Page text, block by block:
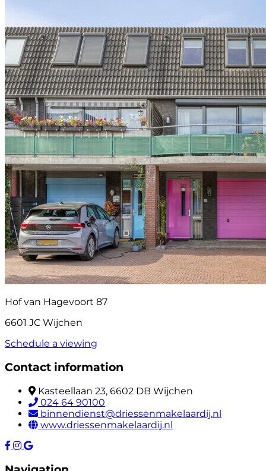
Hof van Hagevoort 87
6601 JC Wijchen
Schedule a viewing
Contact information
Kasteellaan 23, 6602 DB Wijchen
024 64 90100
binnendienst@driessenmakelaardij.nl
www.driessenmakelaardij.nl